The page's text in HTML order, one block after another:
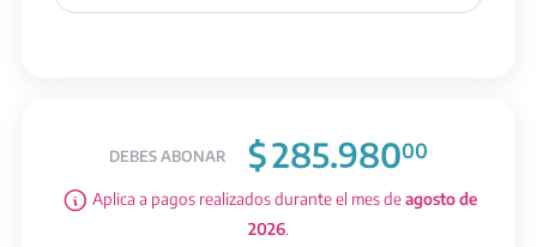
DEBES ABONAR $285.98000
Aplica a pagos realizados durante el mes deagosto de
2026.